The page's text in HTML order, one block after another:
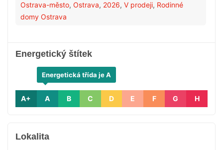
Ostrava-město, Ostrava, 2026, V prodeji, Rodinné
domy Ostrava
Energetický štítek
A+ A
Energetická třída je A
B C D E F G H
Lokalita